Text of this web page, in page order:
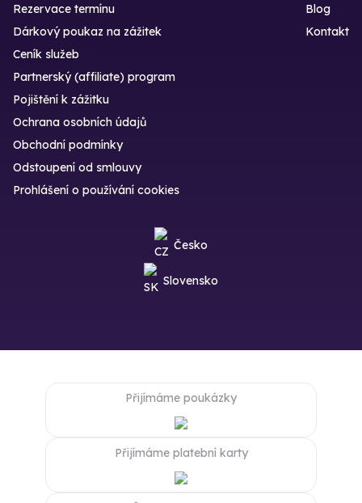
Rezervace termínu
Dárkový poukaz na zážitek
Blog
Kontakt
Ceník služeb
Partnerský (affiliate) program
Pojištění k zážitku
Ochrana osobních údajů
Obchodní podmínky
Odstoupení od smlouvy
Prohlášení o používání cookies
Česko
Slovensko
Přijímáme poukázky
Přijímáme platební karty